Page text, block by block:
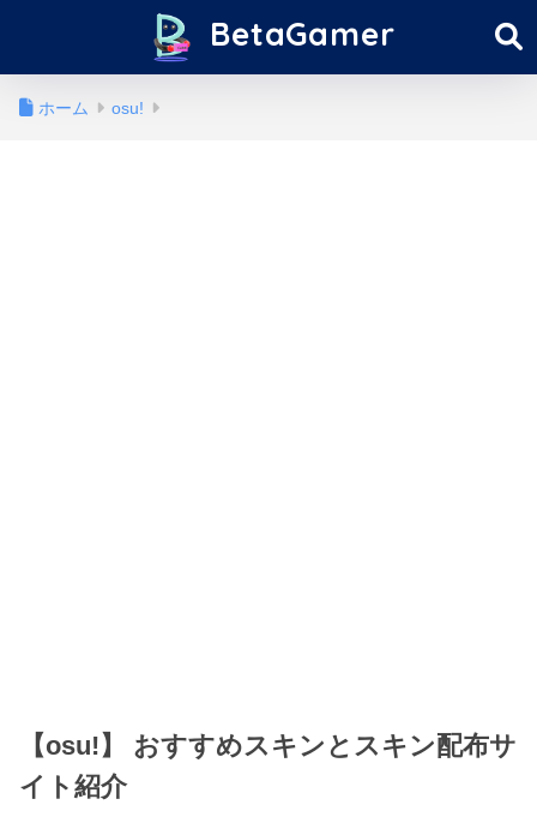
BetaGamer
ホーム osu!
【osu!】 おすすめスキンとスキン配布サ
イト紹介